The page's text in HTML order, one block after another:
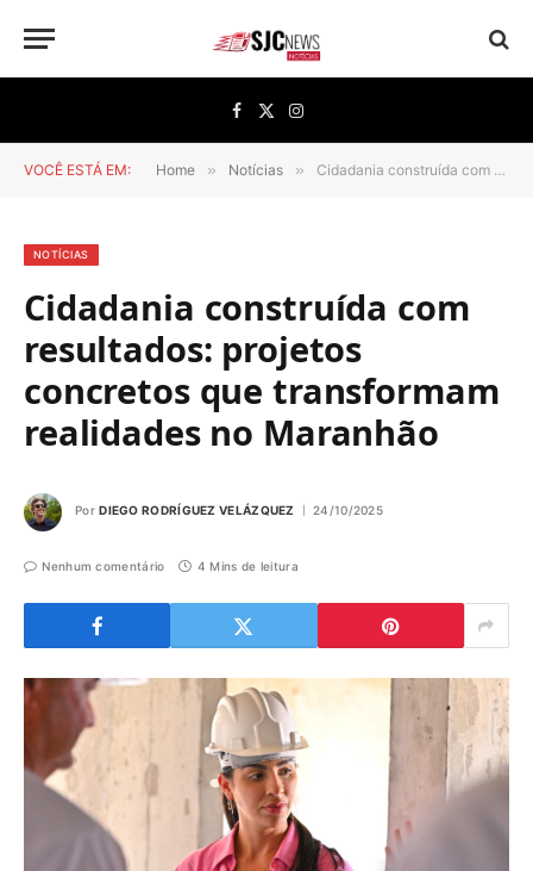
Facebook
X
(Twitter)
Instagram
VOCÊ ESTÁ EM: Home » Notícias » Cidadania construída com resultados: projetos concretos que transformam realidades no Maranhão
NOTÍCIAS
Cidadania construída com
resultados: projetos
concretos que transformam
realidades no Maranhão
Por DIEGO RODRÍGUEZ VELÁZQUEZ 24/10/2025
Nenhum comentário 4 Mins de leitura